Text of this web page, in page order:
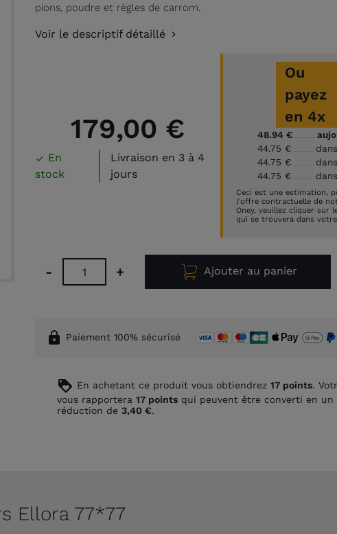
pions, poudre et règles de carrom.
Voir le descriptif détaillé
179,00 €
 En
stock
Livraison en 3 à 4
jours
Ou
payez
en 4x
48.94 €
44.75 €
44.75 €
44.75 €
Ceci est une estimation,
l'offre contractuelle de
Oney, veuillez cliquer sur
qui se trouvera dans
- + Ajouter au panier
lock Paiement 100% sécurisé
loyalty En achetant ce produit vous obtiendrez 17 points.
vous rapportera 17 points qui peuvent être converti en un
réduction de 3,40 €.
Ellora 77*77